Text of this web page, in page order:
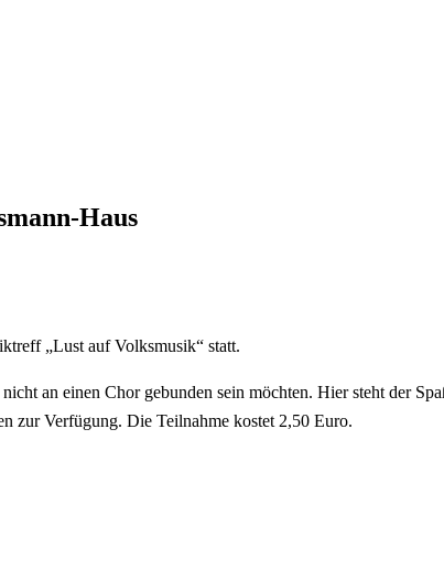
Haus
„Lust auf Volksmusik“ statt.
an einen Chor gebunden sein möchten. Hier steht der
zur Verfügung. Die Teilnahme kostet 2,50 Euro.